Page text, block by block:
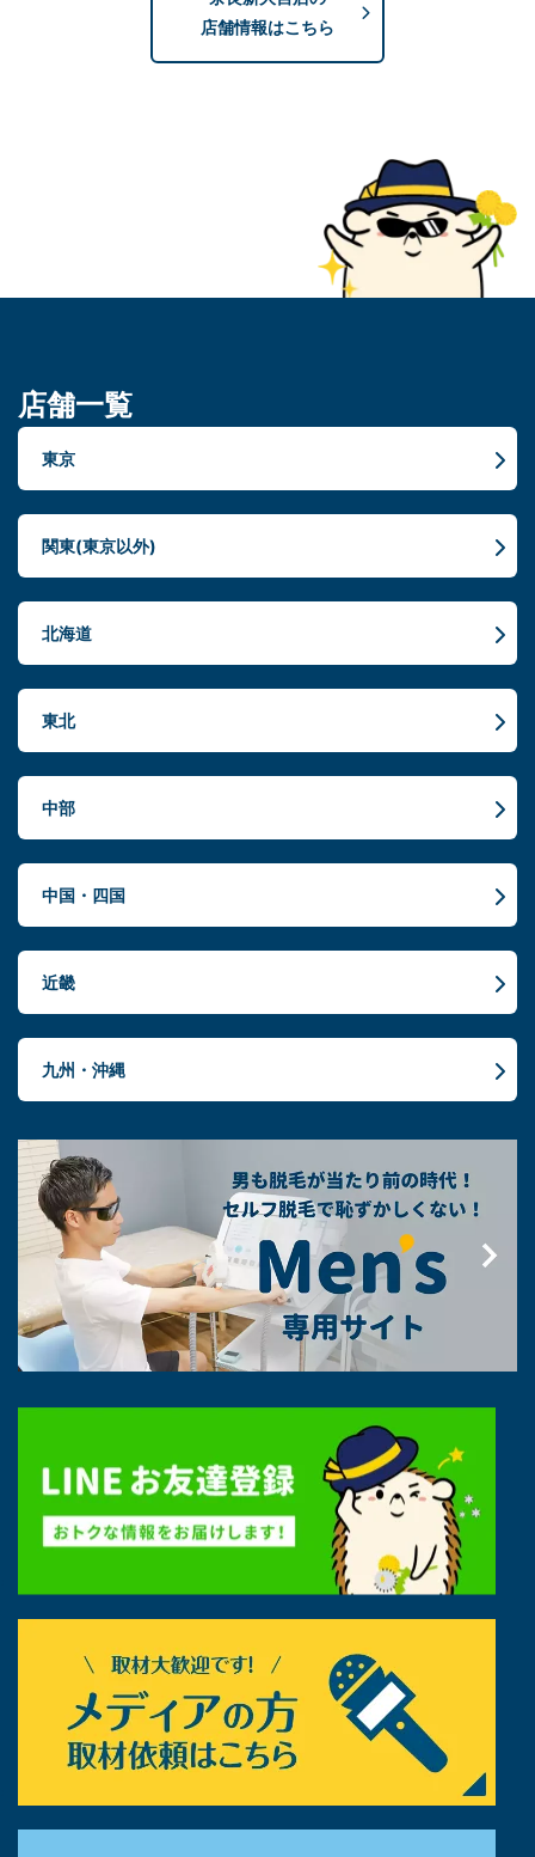
店舗情報はこちら
店舗一覧
東京
関東(東京以外)
北海道
東北
中部
中国・四国
近畿
九州・沖縄